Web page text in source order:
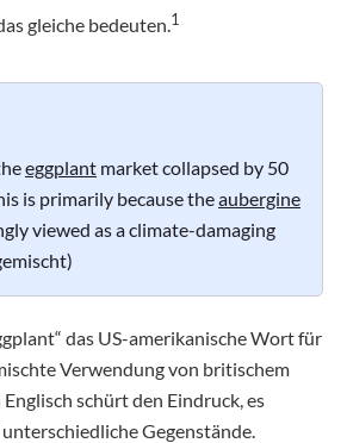
gleiche bedeuten.1
eggplant market collapsed by 50
is primarily because theaubergine
viewed as a climate-damaging
das US-amerikanische Wort für
Verwendung von britischem
schürt den Eindruck, es
Gegenstände.